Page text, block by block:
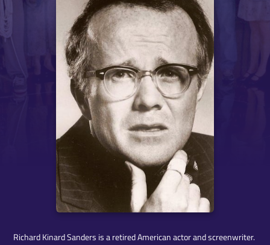
Richard Kinard Sanders is a retired American actor and screenwriter.